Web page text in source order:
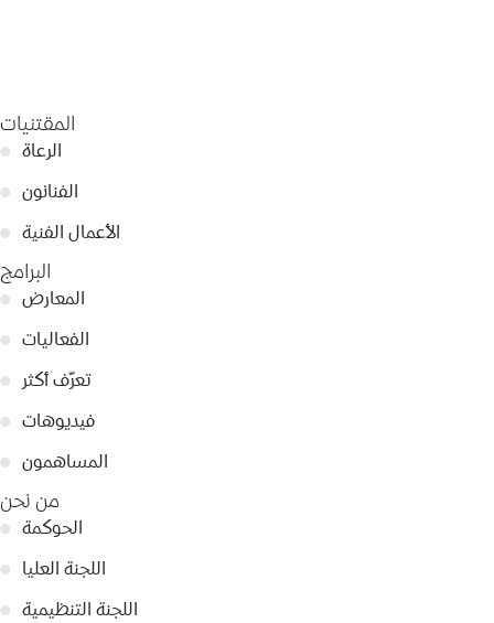
المقتنيات
● الرعاة
● الفنانون
● الأعمال الفنية
البرامج
● المعارض
● الفعاليات
●
تعرّف أكثر
● فيديوهات
● المساهمون
من نحن
● الحوكمة
● اللجنة العليا
● اللجنة التنظيمية